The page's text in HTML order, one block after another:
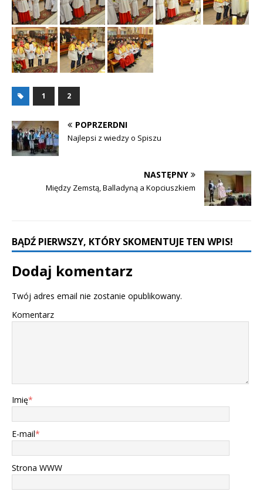
1 2
POPRZERDNI
Najlepsi z wiedzy o Spiszu
NASTĘPNY
Między Zemstą, Balladyną a Kopciuszkiem
BĄDŹ PIERWSZY, KTÓRY SKOMENTUJE TEN WPIS!
Dodaj komentarz
Twój adres email nie zostanie opublikowany.
Komentarz
Imię*
E-mail*
Strona WWW